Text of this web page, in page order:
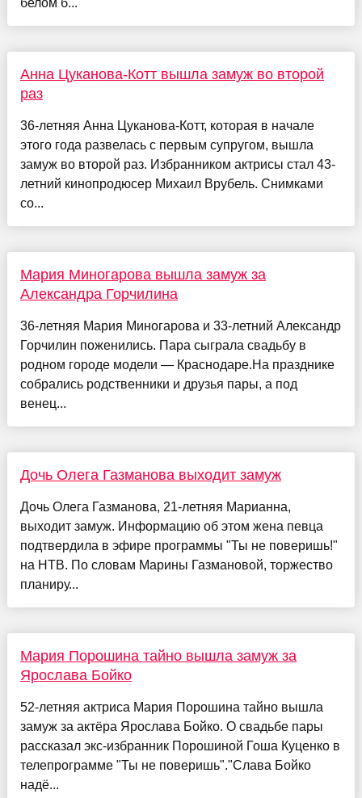
белом б...
Анна Цуканова-Котт вышла замуж во второй
раз
36-летняя Анна Цуканова-Котт, которая в начале
этого года развелась с первым супругом, вышла
замуж во второй раз. Избранником актрисы стал 43-
летний кинопродюсер Михаил Врубель. Снимками
со...
Мария Миногарова вышла замуж за
Александра Горчилина
36-летняя Мария Миногарова и 33-летний Александр
Горчилин поженились. Пара сыграла свадьбу в
родном городе модели — Краснодаре.На празднике
собрались родственники и друзья пары, а под
венец...
Дочь Олега Газманова выходит замуж
Дочь Олега Газманова, 21-летняя Марианна,
выходит замуж. Информацию об этом жена певца
подтвердила в эфире программы "Ты не поверишь!"
на НТВ. По словам Марины Газмановой, торжество
планиру...
Мария Порошина тайно вышла замуж за
Ярослава Бойко
52-летняя актриса Мария Порошина тайно вышла
замуж за актёра Ярослава Бойко. О свадьбе пары
рассказал экс-избранник Порошиной Гоша Куценко в
телепрограмме "Ты не поверишь"."Слава Бойко
надё...